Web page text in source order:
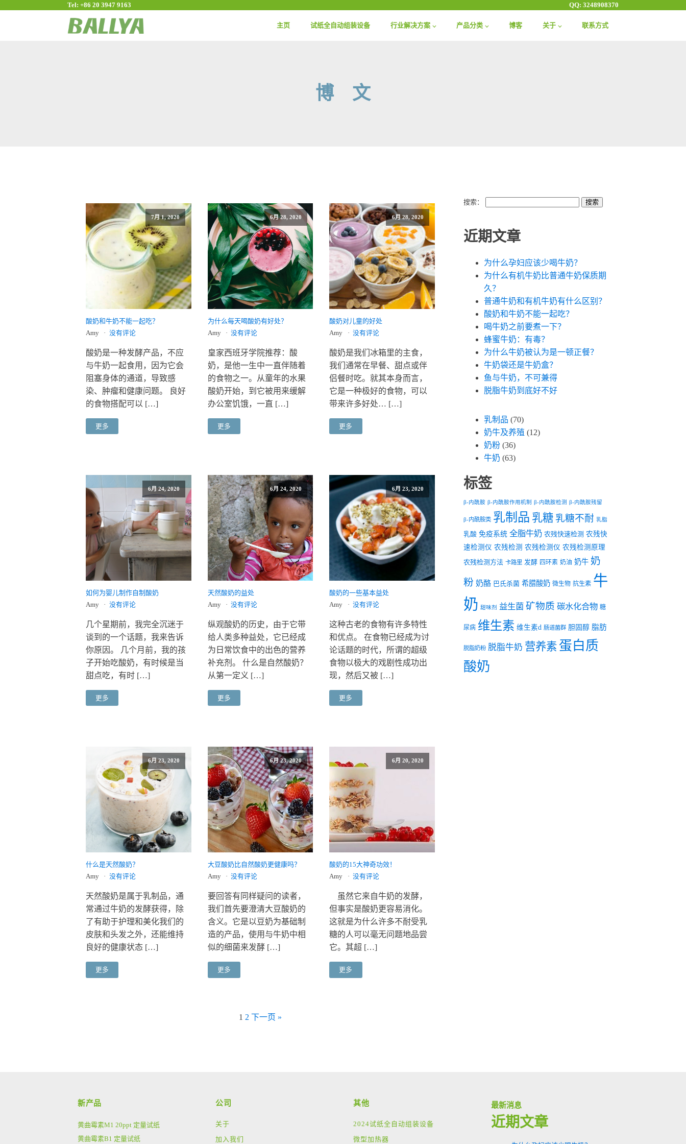
Tel: +86 20 3947 9163 QQ: 3248908370
主页 试纸全自动组装设备 行业解决方案 产品分类 博客 关于 联系方式
博 文
7月 1, 2020
酸奶和牛奶不能一起吃？
Amy 没有评论
酸奶是一种发酵产品，不应
与牛奶一起食用，因为它会
阻塞身体的通道，导致感
染、肿瘤和健康问题。 良好
的食物搭配可以 […]
更多
6月 28, 2020
为什么每天喝酸奶有好处？
Amy 没有评论
皇家西班牙学院推荐：酸
奶，是他一生中一直伴随着
的食物之一。从童年的水果
酸奶开始，到它被用来缓解
办公室饥饿，一直 […]
更多
6月 28, 2020
酸奶对儿童的好处
Amy 没有评论
酸奶是我们冰箱里的主食，
我们通常在早餐、甜点或伴
侣餐时吃。就其本身而言，
它是一种极好的食物，可以
带来许多好处… […]
更多
6月 24, 2020
如何为婴儿制作自制酸奶
Amy 没有评论
几个星期前，我完全沉迷于
谈到的一个话题，我来告诉
你原因。 几个月前，我的孩
子开始吃酸奶，有时候是当
甜点吃，有时 […]
更多
6月 24, 2020
天然酸奶的益处
Amy 没有评论
纵观酸奶的历史，由于它带
给人类多种益处，它已经成
为日常饮食中的出色的营养
补充剂。 什么是自然酸奶？
从第一定义 […]
更多
6月 23, 2020
酸奶的一些基本益处
Amy 没有评论
这种古老的食物有许多特性
和优点。 在食物已经成为讨
论话题的时代，所谓的超级
食物以极大的戏剧性成功出
现，然后又被 […]
更多
6月 23, 2020
什么是天然酸奶？
Amy 没有评论
天然酸奶是属于乳制品，通
常通过牛奶的发酵获得，除
了有助于护理和美化我们的
皮肤和头发之外，还能维持
良好的健康状态 […]
更多
6月 23, 2020
大豆酸奶比自然酸奶更健康吗？
Amy 没有评论
要回答有同样疑问的读者，
我们首先要澄清大豆酸奶的
含义。它是以豆奶为基础制
造的产品，使用与牛奶中相
似的细菌来发酵 […]
更多
6月 20, 2020
酸奶的15大神奇功效！
Amy 没有评论
虽然它来自牛奶的发酵，
但事实是酸奶更容易消化。
这就是为什么许多不耐受乳
糖的人可以毫无问题地品尝
它。其超 […]
更多
1 2 下一页 »
搜索：
近期文章
为什么孕妇应该少喝牛奶？
为什么有机牛奶比普通牛奶保质期
久？
普通牛奶和有机牛奶有什么区别？
酸奶和牛奶不能一起吃？
喝牛奶之前要煮一下？
蜂蜜牛奶：有毒？
为什么牛奶被认为是一顿正餐？
牛奶袋还是牛奶盒？
鱼与牛奶，不可兼得
脱脂牛奶到底好不好
乳制品 (70)
奶牛及养殖 (12)
奶粉 (36)
牛奶 (63)
标签
β-内酰胺 β-内酰胺作用机制 β-内酰胺检测 β-内酰胺残留
β-内酰胺类 乳制品 乳糖 乳糖不耐 乳脂
乳酸 免疫系统 全脂牛奶 农残快速检测 农残快
速检测仪 农残检测 农残检测仪 农残检测原理
农残检测方法 卡路里 发酵 四环素 奶油 奶牛 奶
粉 奶酪 巴氏杀菌 希腊酸奶 微生物 抗生素 牛
奶 甜味剂 益生菌 矿物质 碳水化合物 糖
尿病 维生素 维生素d 肠道菌群 胆固醇 脂肪
脱脂奶粉 脱脂牛奶 营养素 蛋白质
酸奶
新产品
黄曲霉素M1 20ppt 定量试纸
黄曲霉素B1 定量试纸
公司
关于
加入我们
其他
2024试纸全自动组装设备
微型加热器
最新消息
近期文章